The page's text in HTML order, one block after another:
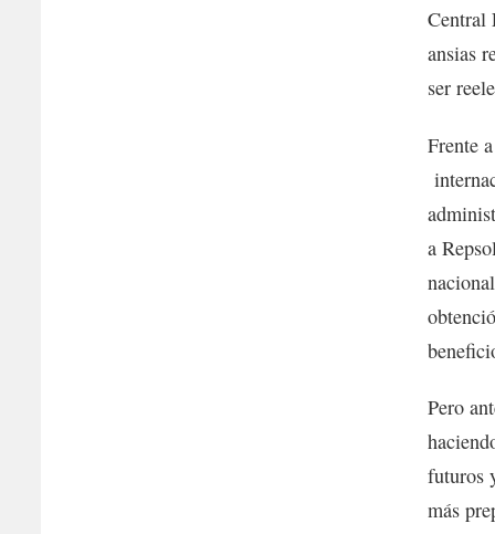
Central
ansias
ser
Frente
a
Pero
futuros
más